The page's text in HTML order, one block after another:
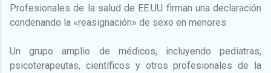
Profesionales de la salud de EE.UU firman una declaración
condenando la «reasignación» de sexo en menores
Un grupo amplio de médicos, incluyendo pediatras,
psicoterapeutas, científicos y otros profesionales de la